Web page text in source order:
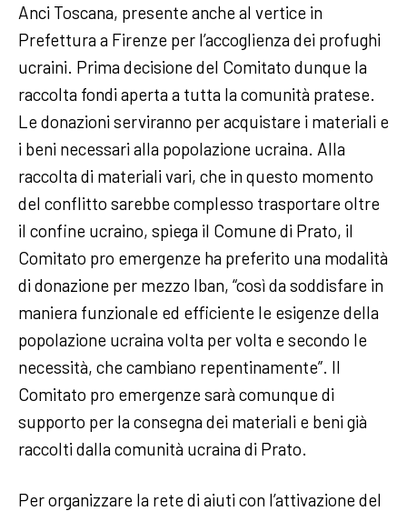
Anci Toscana, presente anche al vertice in
Prefettura a Firenze per l’accoglienza dei profughi
ucraini. Prima decisione del Comitato dunque la
raccolta fondi aperta a tutta la comunità pratese.
Le donazioni serviranno per acquistare i materiali e
i beni necessari alla popolazione ucraina. Alla
raccolta di materiali vari, che in questo momento
del conflitto sarebbe complesso trasportare oltre
il confine ucraino, spiega il Comune di Prato, il
Comitato pro emergenze ha preferito una modalità
di donazione per mezzo Iban, “così da soddisfare in
maniera funzionale ed efficiente le esigenze della
popolazione ucraina volta per volta e secondo le
necessità, che cambiano repentinamente”. Il
Comitato pro emergenze sarà comunque di
supporto per la consegna dei materiali e beni già
raccolti dalla comunità ucraina di Prato.
Per organizzare la rete di aiuti con l’attivazione del